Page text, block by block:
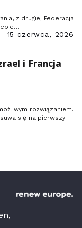
z drugiej Federacja
15 czerwca, 2026
i Francja
rozwiązaniem.
się na pierwszy